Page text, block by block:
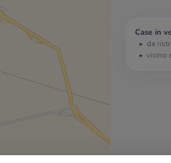
Case in
da
vicino